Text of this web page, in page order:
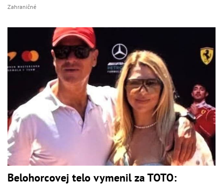
Zahraničné
Belohorcovej telo vymenil za TOTO: